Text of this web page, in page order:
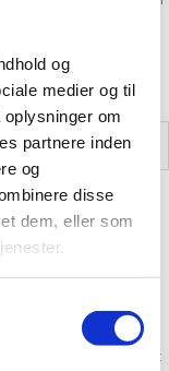
og
medier og til
om
partnere inden
og
disse
dem, eller som
“Finull
felter er markeret